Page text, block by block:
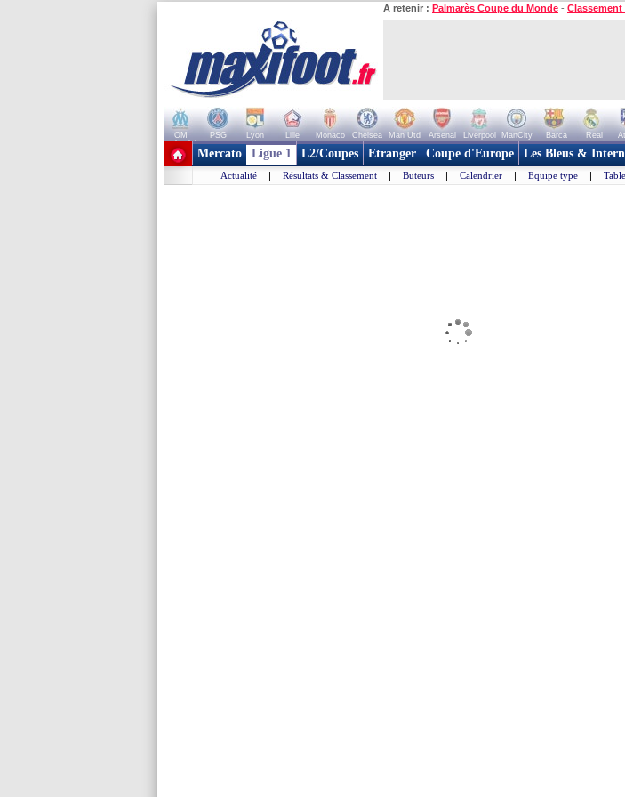
A retenir : Palmarès Coupe du Monde - Classement
OM PSG Lyon Lille Monaco Chelsea Man Utd Arsenal Liverpool ManCity Barca Real
+ de clubs
Mercato Ligue 1 L2/Coupes Etranger Coupe d'Europe Les Bleus &
Actualité | Résultats & Classement | Buteurs | Calendrier | Equipe type |